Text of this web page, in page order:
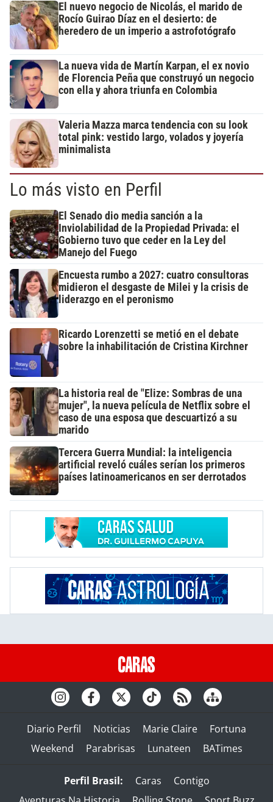
El nuevo negocio de Nicolás, el marido de
Rocío Guirao Díaz en el desierto: de
heredero de un imperio a astrofotógrafo
La nueva vida de Martín Karpan, el ex novio
de Florencia Peña que construyó un negocio
con ella y ahora triunfa en Colombia
Valeria Mazza marca tendencia con su look
total pink: vestido largo, volados y joyería
minimalista
Lo más visto en Perfil
El Senado dio media sanción a la
Inviolabilidad de la Propiedad Privada: el
Gobierno tuvo que ceder en la Ley del
Manejo del Fuego
Encuesta rumbo a 2027: cuatro consultoras
midieron el desgaste de Milei y la crisis de
liderazgo en el peronismo
Ricardo Lorenzetti se metió en el debate
sobre la inhabilitación de Cristina Kirchner
La historia real de "Elize: Sombras de una
mujer", la nueva película de Netflix sobre el
caso de una esposa que descuartizó a su
marido
Tercera Guerra Mundial: la inteligencia
artificial reveló cuáles serían los primeros
países latinoamericanos en ser derrotados
Diario Perfil Noticias Marie Claire
Fortuna
Weekend
Parabrisas Lunateen BATimes
Perfil Brasil: Caras
Contigo